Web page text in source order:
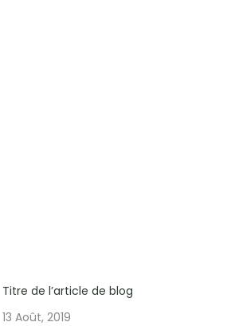
Titre de l’article de blog
13 Août, 2019